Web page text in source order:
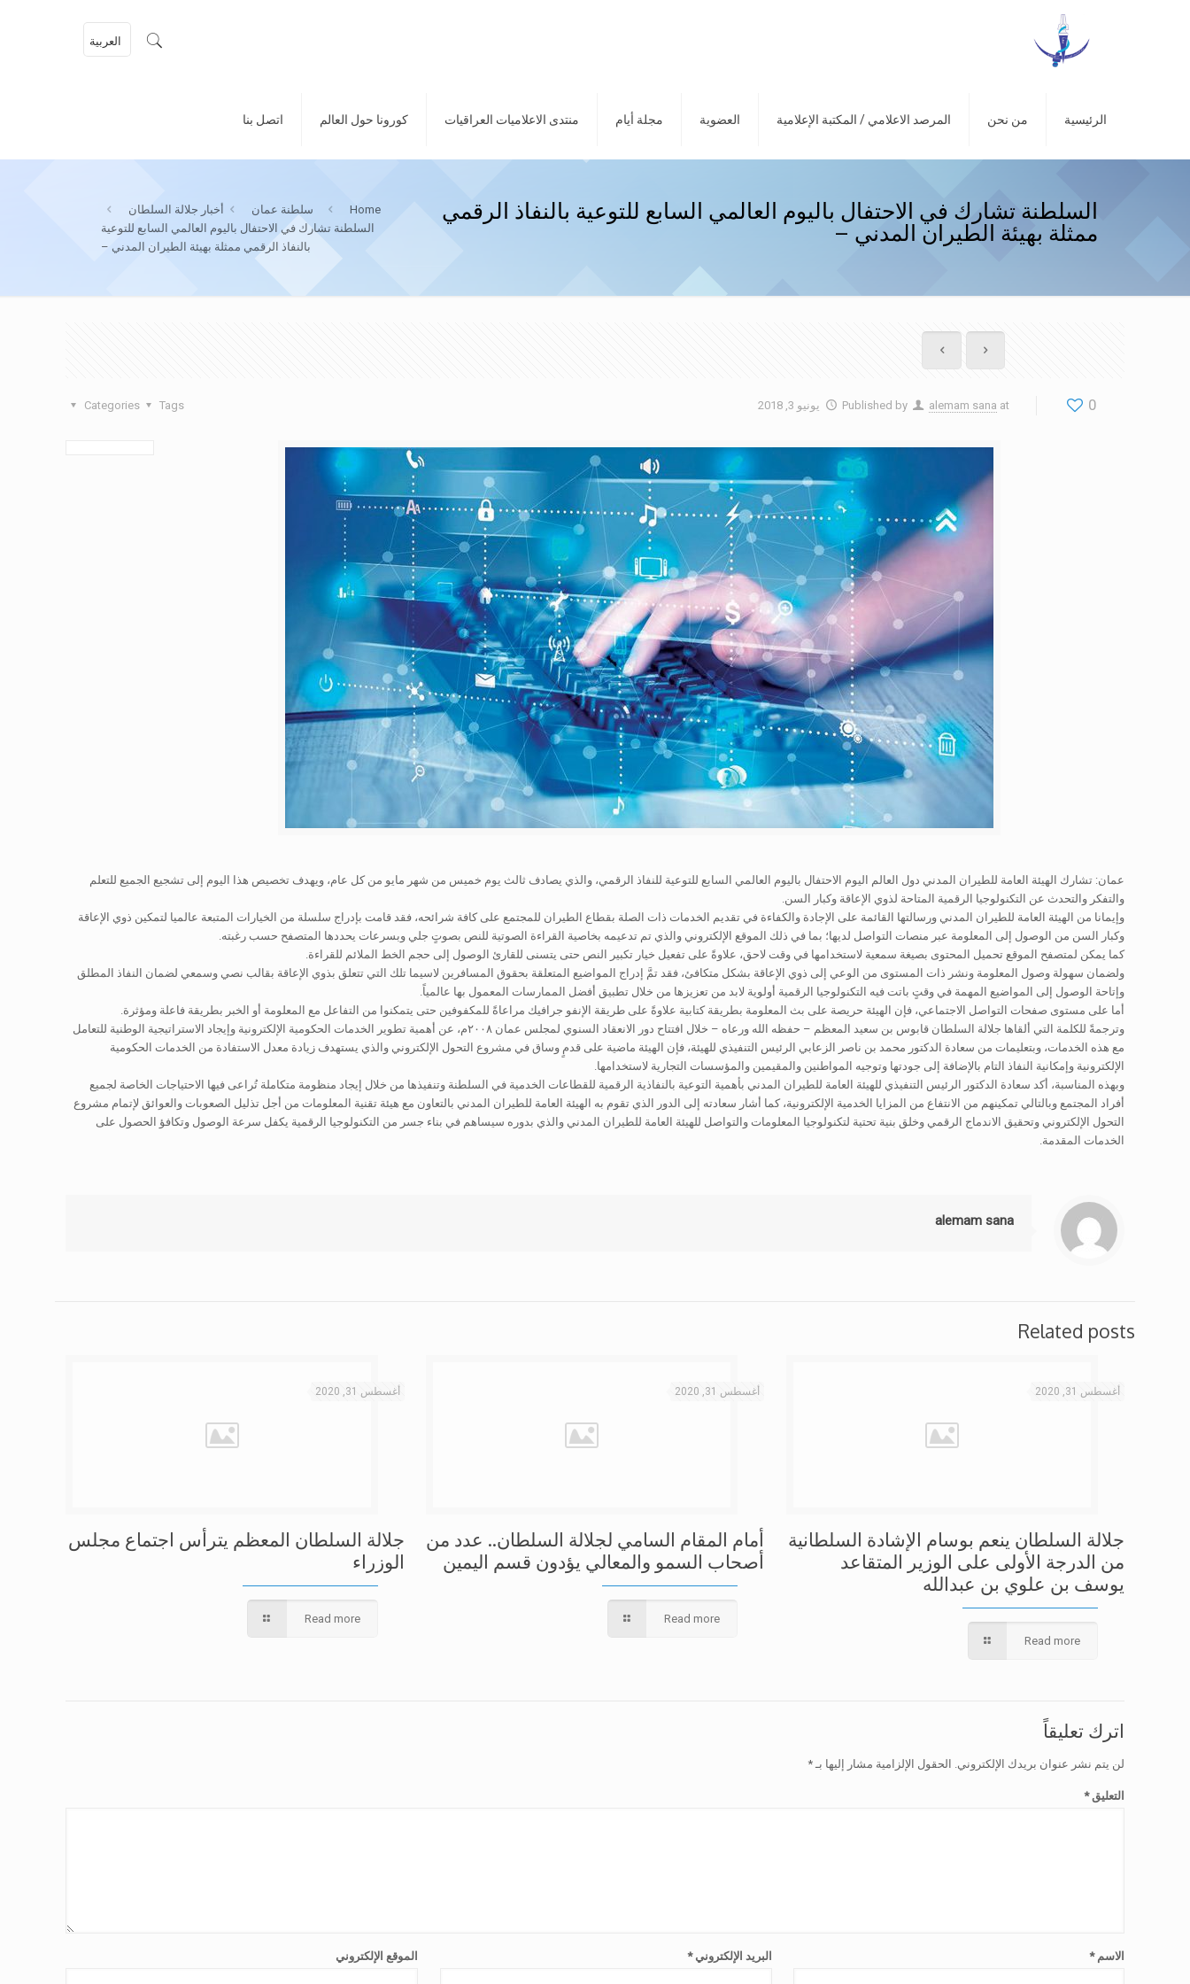
الرئيسية من نحن المرصد الاعلامي / المكتبة الإعلامية العضوية مجلة أيام منتدى الاعلاميات العراقيات كورونا حول العالم اتصل بنا
العربية
السلطنة تشارك في الاحتفال باليوم العالمي السابع للتوعية بالنفاذ الرقمي
ممثلة بهيئة الطيران المدني –
Home سلطنة عمان
أخبار جلالة السلطان
السلطنة تشارك في الاحتفال باليوم العالمي السابع للتوعية
بالنفاذ الرقمي ممثلة بهيئة الطيران المدني –
0
Published by alemam sana at يونيو 3, 2018 Categories Tags
عمان: تشارك الهيئة العامة للطيران المدني دول العالم اليوم الاحتفال باليوم العالمي السابع للتوعية للنفاذ الرقمي، والذي يصادف ثالث يوم خميس من شهر مايو من كل عام، ويهدف تخصيص هذا اليوم إلى تشجيع الجميع للتعلم
والتفكر والتحدث عن التكنولوجيا الرقمية المتاحة لذوي الإعاقة وكبار السن.
وإيمانا من الهيئة العامة للطيران المدني ورسالتها القائمة على الإجادة والكفاءة في تقديم الخدمات ذات الصلة بقطاع الطيران للمجتمع على كافة شرائحه، فقد قامت بإدراج سلسلة من الخيارات المتبعة عالميا لتمكين ذوي الإعاقة
وكبار السن من الوصول إلى المعلومة عبر منصات التواصل لديها؛ بما في ذلك الموقع الإلكتروني والذي تم تدعيمه بخاصية القراءة الصوتية للنص بصوتٍ جلي وبسرعات يحددها المتصفح حسب رغبته.
كما يمكن لمتصفح الموقع تحميل المحتوى بصيغة سمعية لاستخدامها في وقت لاحق، علاوةً على تفعيل خيار تكبير النص حتى يتسنى للقارئ الوصول إلى حجم الخط الملائم للقراءة.
ولضمان سهولة وصول المعلومة ونشر ذات المستوى من الوعي إلى ذوي الإعاقة بشكل متكافئ، فقد تمَّ إدراج المواضيع المتعلقة بحقوق المسافرين لاسيما تلك التي تتعلق بذوي الإعاقة بقالب نصي وسمعي لضمان النفاذ المطلق
وإتاحة الوصول إلى المواضيع المهمة في وقتٍ باتت فيه التكنولوجيا الرقمية أولوية لابد من تعزيزها من خلال تطبيق أفضل الممارسات المعمول بها عالمياً.
أما على مستوى صفحات التواصل الاجتماعي، فإن الهيئة حريصة على بث المعلومة بطريقة كتابية علاوةً على طريقة الإنفو جرافيك مراعاةً للمكفوفين حتى يتمكنوا من التفاعل مع المعلومة أو الخبر بطريقة فاعلة ومؤثرة.
وترجمةً للكلمة التي ألقاها جلالة السلطان قابوس بن سعيد المعظم – حفظه الله ورعاه – خلال افتتاح دور الانعقاد السنوي لمجلس عمان ٢٠٠٨م، عن أهمية تطوير الخدمات الحكومية الإلكترونية وإيجاد الاستراتيجية الوطنية للتعامل
مع هذه الخدمات، وبتعليمات من سعادة الدكتور محمد بن ناصر الزعابي الرئيس التنفيذي للهيئة، فإن الهيئة ماضية على قدمٍ وساق في مشروع التحول الإلكتروني والذي يستهدف زيادة معدل الاستفادة من الخدمات الحكومية
الإلكترونية وإمكانية النفاذ التام بالإضافة إلى جودتها وتوجيه المواطنين والمقيمين والمؤسسات التجارية لاستخدامها.
وبهذه المناسبة، أكد سعادة الدكتور الرئيس التنفيذي للهيئة العامة للطيران المدني بأهمية التوعية بالنفاذية الرقمية للقطاعات الخدمية في السلطنة وتنفيذها من خلال إيجاد منظومة متكاملة تُراعى فيها الاحتياجات الخاصة لجميع
أفراد المجتمع وبالتالي تمكينهم من الانتفاع من المزايا الخدمية الإلكترونية، كما أشار سعادته إلى الدور الذي تقوم به الهيئة العامة للطيران المدني بالتعاون مع هيئة تقنية المعلومات من أجل تذليل الصعوبات والعوائق لإتمام مشروع
التحول الإلكتروني وتحقيق الاندماج الرقمي وخلق بنية تحتية لتكنولوجيا المعلومات والتواصل للهيئة العامة للطيران المدني والذي بدوره سيساهم في بناء جسر من التكنولوجيا الرقمية يكفل سرعة الوصول وتكافؤ الحصول على
الخدمات المقدمة.
alemam sana
Related posts
أغسطس 31, 2020
جلالة السلطان ينعم بوسام الإشادة السلطانية
من الدرجة الأولى على الوزير المتقاعد
يوسف بن علوي بن عبدالله
Read more
أغسطس 31, 2020
أمام المقام السامي لجلالة السلطان.. عدد من
أصحاب السمو والمعالي يؤدون قسم اليمين
Read more
أغسطس 31, 2020
جلالة السلطان المعظم يترأس اجتماع مجلس
الوزراء
Read more
اترك تعليقاً
لن يتم نشر عنوان بريدك الإلكتروني. الحقول الإلزامية مشار إليها بـ*
التعليق*
الاسم* البريد الإلكتروني* الموقع الإلكتروني